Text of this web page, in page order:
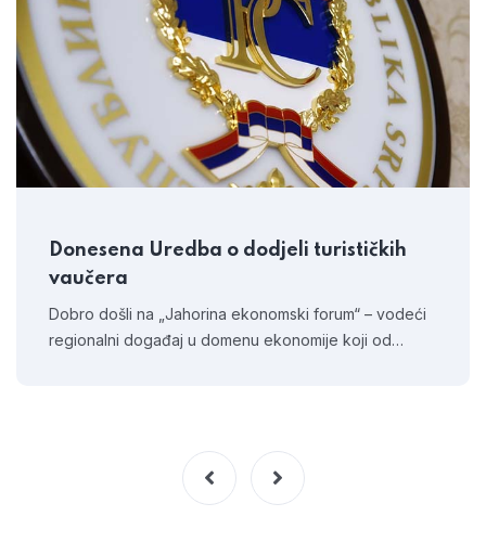
Donesena Uredba o dodjeli turističkih
vaučera
Dobro došli na „Jahorina ekonomski forum“ – vodeći
regionalni događaj u domenu ekonomije koji od…